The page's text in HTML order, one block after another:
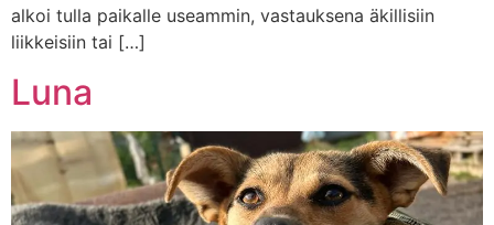
alkoi tulla paikalle useammin, vastauksena äkillisiin
liikkeisiin tai […]
Luna